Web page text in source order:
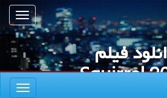
ناوبری
فیلم
Squirrel